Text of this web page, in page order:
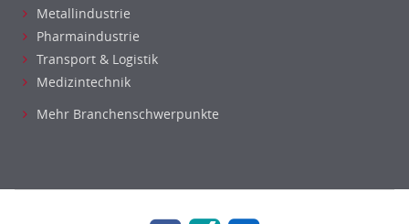
Metallindustrie
Pharmaindustrie
Transport & Logistik
Medizintechnik
Mehr Branchenschwerpunkte